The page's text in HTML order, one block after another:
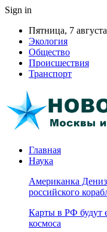
Sign in
Пятница, 7
Экология
Общество
Происшествия
Транспорт
Главная
Наука
Американка
российского
Карты в РФ будут
космоса